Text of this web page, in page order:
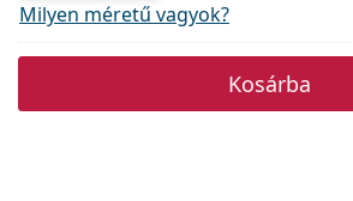
Milyen méretű vagyok?
Kosárba